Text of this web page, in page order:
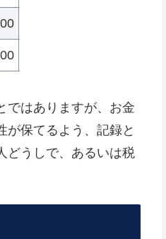
ではありますが、お金
が保てるよう、記録と
どうしで、あるいは税